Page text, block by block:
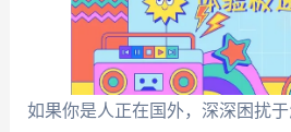
如果你是人正在国外，深深困扰